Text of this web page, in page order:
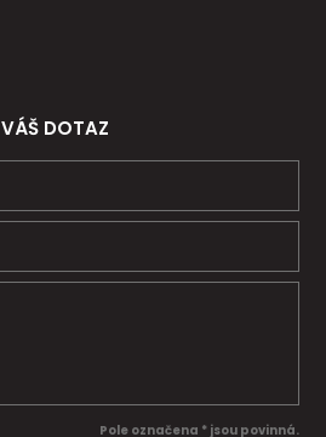
VÁŠ DOTAZ
Pole označena * jsou povinná.